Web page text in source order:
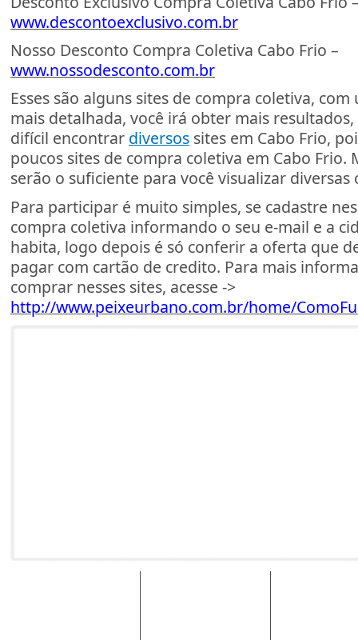
www.descontoexclusivo.com.br
Nosso Desconto Compra Coletiva Cabo Frio –
www.nossodesconto.com.br
Esses são alguns sites de compra coletiva, com
mais detalhada, você irá obter mais
difícil encontrar diversos sites em Cabo Frio,
poucos sites de compra coletiva em Cabo Frio.
serão o suficiente para você visualizar diversas
Para participar é muito simples, se cadastre
compra coletiva informando o seu e-mail e a
habita, logo depois é só conferir a oferta que
pagar com cartão de credito. Para mais
comprar nesses sites, acesse ->
http://www.peixeurbano.com.br/home/